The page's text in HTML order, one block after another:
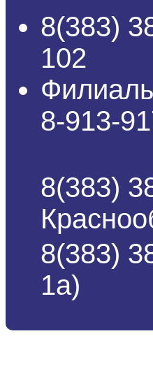
8(383)
102
8-913-
8(383)
8(383)
1а)